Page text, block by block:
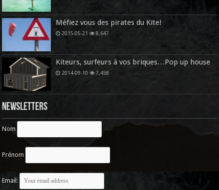
Méfiez vous des pirates du Kite!
2015-05-21 8,647
Kiteurs, surfeurs à vos briques…Pop up house
2014-09-10 7,458
Newsletters
Nom
Prénom
Email: